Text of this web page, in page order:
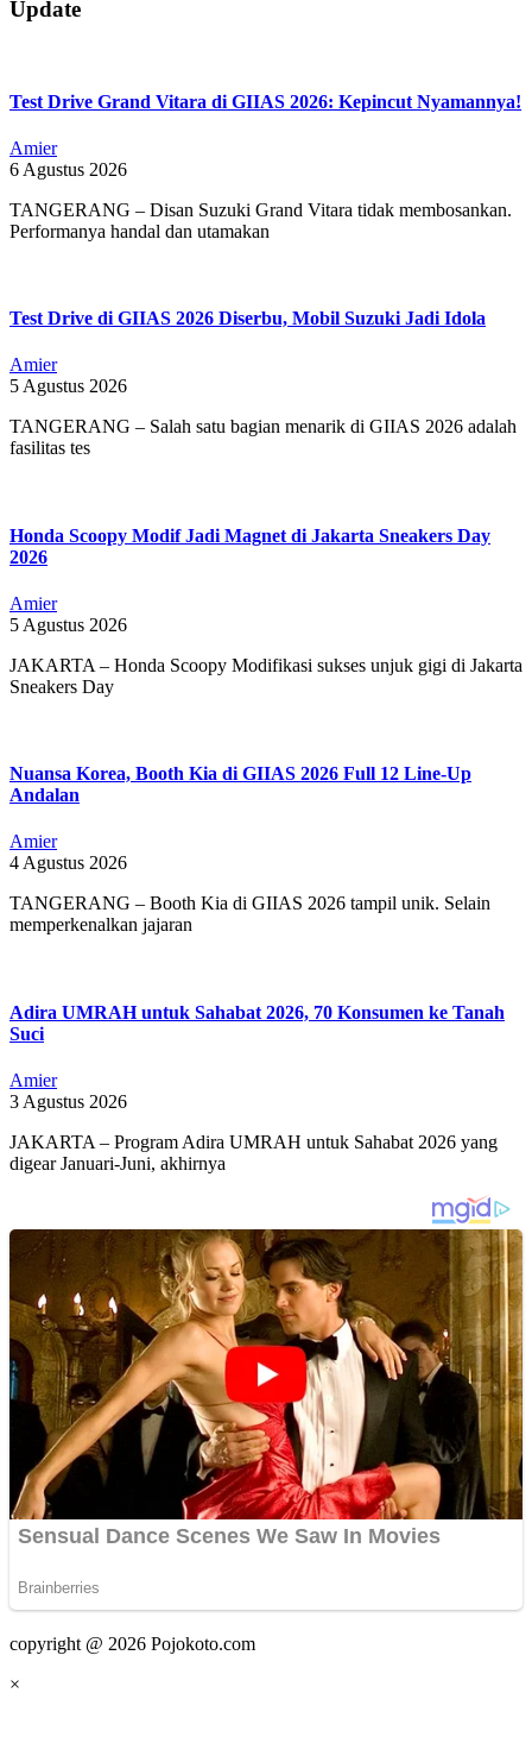
08-
Update
Test Drive Grand Vitara di GIIAS 2026: Kepincut Nyamannya!
Amier
6 Agustus 2026
TANGERANG – Disan Suzuki Grand Vitara tidak membosankan.
Performanya handal dan utamakan
Test Drive di GIIAS 2026 Diserbu, Mobil Suzuki Jadi Idola
Amier
5 Agustus 2026
TANGERANG – Salah satu bagian menarik di GIIAS 2026 adalah
fasilitas tes
Honda Scoopy Modif Jadi Magnet di Jakarta Sneakers Day
2026
Amier
5 Agustus 2026
JAKARTA – Honda Scoopy Modifikasi sukses unjuk gigi di Jakarta
Sneakers Day
Nuansa Korea, Booth Kia di GIIAS 2026 Full 12 Line-Up
Andalan
Amier
4 Agustus 2026
TANGERANG – Booth Kia di GIIAS 2026 tampil unik. Selain
memperkenalkan jajaran
Adira UMRAH untuk Sahabat 2026, 70 Konsumen ke Tanah
Suci
Amier
3 Agustus 2026
JAKARTA – Program Adira UMRAH untuk Sahabat 2026 yang
digear Januari-Juni, akhirnya
copyright @ 2026 Pojokoto.com
×